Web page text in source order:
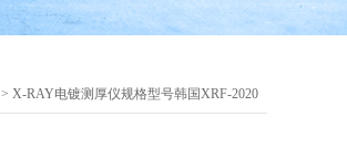
> X-RAY电镀测厚仪规格型号韩国XRF-2020